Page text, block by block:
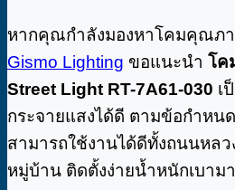
หากคุณกำลังมองหาโคมคุณภา
Gismo Lighting ขอแนะนำ โค
Street Light RT-7A61-030 เ
กระจายแสงได้ดี ตามข้อกำหน
สามารถใช้งานได้ดีทั้งถนนหล
หมู่บ้าน ติดตั้งง่ายน้ำหนักเบาม